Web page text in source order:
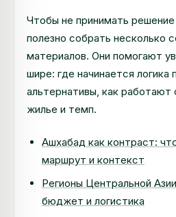
Чтобы не принимать
полезно собрать несколько
материалов. Они помогают
шире: где начинается логика
альтернативы, как работают
жилье и темп.
Ашхабад как контраст:
маршрут и контекст
Регионы Центральной
бюджет и логистика